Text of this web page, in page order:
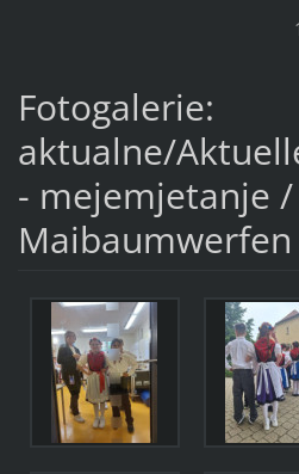
Fotogalerie:
aktualne/
- mejemjetanje /
Maibaumwerfen